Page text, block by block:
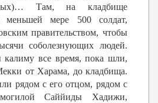
Там, на кладбище
мере 500 солдат,
правительством, чтобы
соболезнующих людей.
все время, пока шли,
от Харама, до кладбища.
рядом с его отцом, рядом с
могилой Саййиды Хадижи,